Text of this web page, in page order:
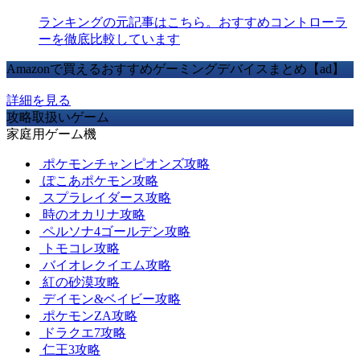
ランキングの元記事はこちら。おすすめコントローラ
ーを徹底比較しています
Amazonで買えるおすすめゲーミングデバイスまとめ【ad】
詳細を見る
攻略取扱いゲーム
家庭用ゲーム機
ポケモンチャンピオンズ攻略
ぽこあポケモン攻略
スプラレイダース攻略
時のオカリナ攻略
ペルソナ4ゴールデン攻略
トモコレ攻略
バイオレクイエム攻略
紅の砂漠攻略
デイモン&ベイビー攻略
ポケモンZA攻略
ドラクエ7攻略
仁王3攻略